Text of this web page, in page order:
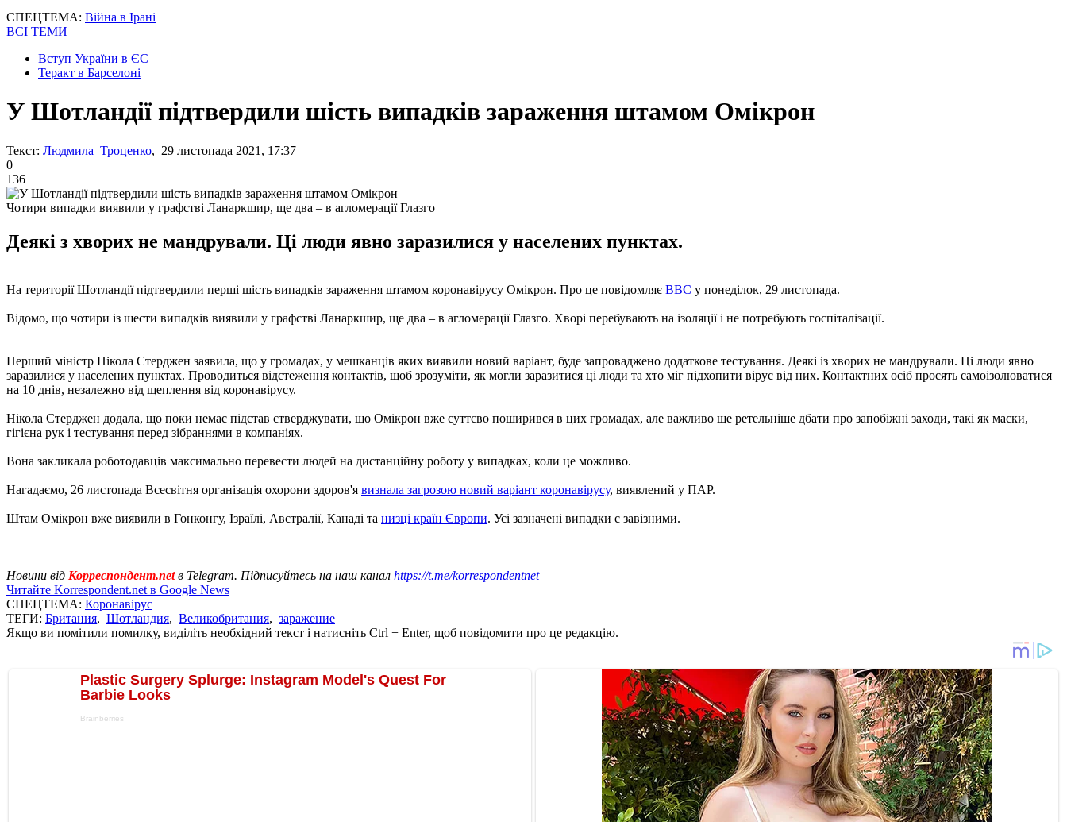
СПЕЦТЕМА: Війна в Ірані
ВСІ ТЕМИ
Вступ України в ЄС
Теракт в Барселоні
У Шотландії підтвердили шість випадків зараження штамом Омікрон
Текст: Людмила Троценко, 29 листопада 2021, 17:37
0
136
Чотири випадки виявили у графстві Ланаркшир, ще два – в агломерації Глазго
Деякі з хворих не мандрували. Ці люди явно заразилися у населених пунктах.
На території Шотландії підтвердили перші шість випадків зараження штамом коронавірусу Омікрон. Про це повідомляє BBC у понеділок, 29 листопада.
Відомо, що чотири із шести випадків виявили у графстві Ланаркшир, ще два – в агломерації Глазго. Хворі перебувають на ізоляції і не потребують госпіталізації.
Перший міністр Нікола Стерджен заявила, що у громадах, у мешканців яких виявили новий варіант, буде запроваджено додаткове тестування. Деякі із хворих не мандрували. Ці люди явно
заразилися у населених пунктах. Проводиться відстеження контактів, щоб зрозуміти, як могли заразитися ці люди та хто міг підхопити вірус від них. Контактних осіб просять самоізолюватися
на 10 днів, незалежно від щеплення від коронавірусу.
Нікола Стерджен додала, що поки немає підстав стверджувати, що Омікрон вже суттєво поширився в цих громадах, але важливо ще ретельніше дбати про запобіжні заходи, такі як маски,
гігієна рук і тестування перед зібраннями в компаніях.
Вона закликала роботодавців максимально перевести людей на дистанційну роботу у випадках, коли це можливо.
Нагадаємо, 26 листопада Всесвітня організація охорони здоров'я визнала загрозою новий варіант коронавірусу, виявлений у ПАР.
Штам Омікрон вже виявили в Гонконгу, Ізраїлі, Австралії, Канаді та низці країн Європи. Усі зазначені випадки є завізними.
Новини від Корреспондент.netв Telegram. Підписуйтесь на наш канал https://t.me/korrespondentnet
Читайте Korrespondent.net в Google News
СПЕЦТЕМА: Коронавірус
ТЕГИ: Британия, Шотландия, Великобритания, заражение
Якщо ви помітили помилку, виділіть необхідний текст і натисніть Ctrl + Enter, щоб повідомити про це редакцію.